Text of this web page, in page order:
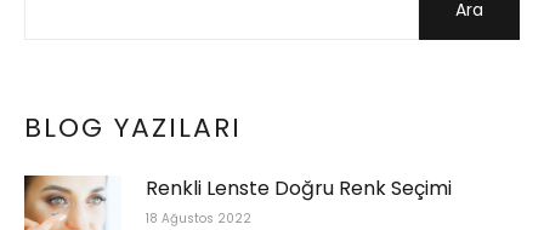
Ara
BLOG YAZILARI
Renkli Lenste Doğru Renk Seçimi
18 Ağustos 2022